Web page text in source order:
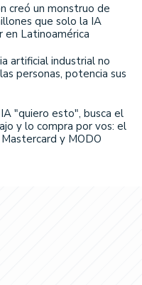
creó un monstruo de
que solo la IA
en Latinoamérica
artificial industrial no
personas, potencia sus
"quiero esto", busca el
y lo compra por vos: el
y MODO